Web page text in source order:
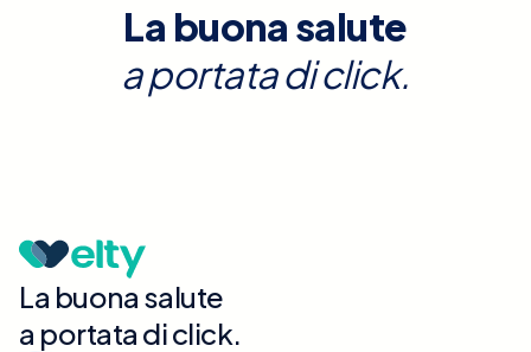
La buona salute
a portata di click.
La buona salute
a portata di click.